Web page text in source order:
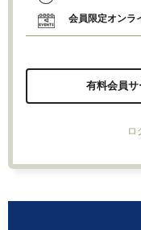
会員限定オンラ
有料会員
ロ